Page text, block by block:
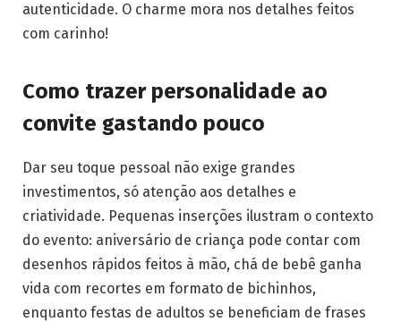
autenticidade. O charme mora nos detalhes feitos
com carinho!
Como trazer personalidade ao
convite gastando pouco
Dar seu toque pessoal não exige grandes
investimentos, só atenção aos detalhes e
criatividade. Pequenas inserções ilustram o contexto
do evento: aniversário de criança pode contar com
desenhos rápidos feitos à mão, chá de bebê ganha
vida com recortes em formato de bichinhos,
enquanto festas de adultos se beneficiam de frases